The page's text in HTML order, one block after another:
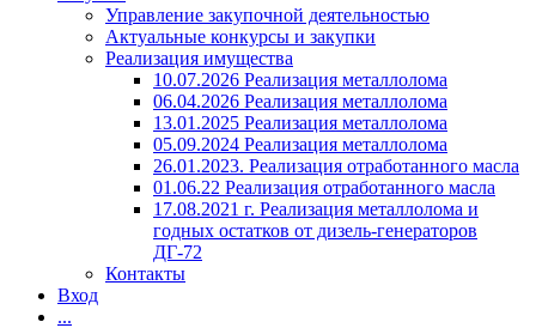
Управление закупочной деятельностью
Актуальные конкурсы и закупки
Реализация имущества
10.07.2026 Реализация металлолома
06.04.2026 Реализация металлолома
13.01.2025 Реализация металлолома
05.09.2024 Реализация металлолома
26.01.2023. Реализация отработанного масла
01.06.22 Реализация отработанного масла
17.08.2021 г. Реализация металлолома и
годных остатков от дизель-генераторов
ДГ-72
Контакты
Вход
...